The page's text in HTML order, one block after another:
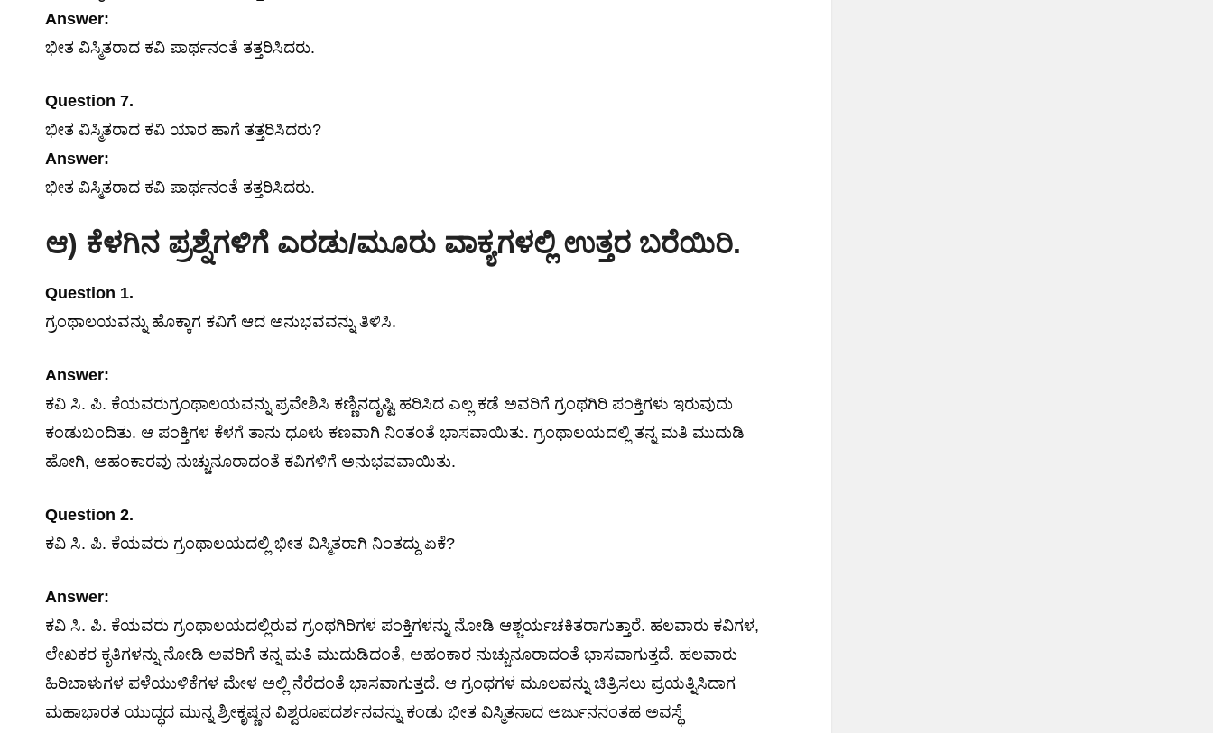
Answer:
ಭೀತ ವಿಸ್ಮಿತರಾದ ಕವಿ ಪಾರ್ಥನಂತೆ ತತ್ತರಿಸಿದರು.
Question 7.
ಭೀತ ವಿಸ್ಮಿತರಾದ ಕವಿ ಯಾರ ಹಾಗೆ ತತ್ತರಿಸಿದರು?
Answer:
ಭೀತ ವಿಸ್ಮಿತರಾದ ಕವಿ ಪಾರ್ಥನಂತೆ ತತ್ತರಿಸಿದರು.
ಆ) ಕೆಳಗಿನ ಪ್ರಶ್ನೆಗಳಿಗೆ ಎರಡು/ಮೂರು ವಾಕ್ಯಗಳಲ್ಲಿ ಉತ್ತರ ಬರೆಯಿರಿ.
Question 1.
ಗ್ರಂಥಾಲಯವನ್ನು ಹೊಕ್ಕಾಗ ಕವಿಗೆ ಆದ ಅನುಭವವನ್ನು ತಿಳಿಸಿ.
Answer:
ಕವಿ ಸಿ. ಪಿ. ಕೆಯವರುಗ್ರಂಥಾಲಯವನ್ನು ಪ್ರವೇಶಿಸಿ ಕಣ್ಣಿನದೃಷ್ಟಿ ಹರಿಸಿದ ಎಲ್ಲ ಕಡೆ ಅವರಿಗೆ ಗ್ರಂಥಗಿರಿ ಪಂಕ್ತಿಗಳು ಇರುವುದು
ಕಂಡುಬಂದಿತು. ಆ ಪಂಕ್ತಿಗಳ ಕೆಳಗೆ ತಾನು ಧೂಳು ಕಣವಾಗಿ ನಿಂತಂತೆ ಭಾಸವಾಯಿತು. ಗ್ರಂಥಾಲಯದಲ್ಲಿ ತನ್ನ ಮತಿ ಮುದುಡಿ
ಹೋಗಿ, ಅಹಂಕಾರವು ನುಚ್ಚುನೂರಾದಂತೆ ಕವಿಗಳಿಗೆ ಅನುಭವವಾಯಿತು.
Question 2.
ಕವಿ ಸಿ. ಪಿ. ಕೆಯವರು ಗ್ರಂಥಾಲಯದಲ್ಲಿ ಭೀತ ವಿಸ್ಮಿತರಾಗಿ ನಿಂತದ್ದು ಏಕೆ?
Answer:
ಕವಿ ಸಿ. ಪಿ. ಕೆಯವರು ಗ್ರಂಥಾಲಯದಲ್ಲಿರುವ ಗ್ರಂಥಗಿರಿಗಳ ಪಂಕ್ತಿಗಳನ್ನು ನೋಡಿ ಆಶ್ಚರ್ಯಚಕಿತರಾಗುತ್ತಾರೆ. ಹಲವಾರು ಕವಿಗಳ,
ಲೇಖಕರ ಕೃತಿಗಳನ್ನು ನೋಡಿ ಅವರಿಗೆ ತನ್ನ ಮತಿ ಮುದುಡಿದಂತೆ, ಅಹಂಕಾರ ನುಚ್ಚುನೂರಾದಂತೆ ಭಾಸವಾಗುತ್ತದೆ. ಹಲವಾರು
ಹಿರಿಬಾಳುಗಳ ಪಳೆಯುಳಿಕೆಗಳ ಮೇಳ ಅಲ್ಲಿ ನೆರೆದಂತೆ ಭಾಸವಾಗುತ್ತದೆ. ಆ ಗ್ರಂಥಗಳ ಮೂಲವನ್ನು ಚಿತ್ರಿಸಲು ಪ್ರಯತ್ನಿಸಿದಾಗ
ಮಹಾಭಾರತ ಯುದ್ಧದ ಮುನ್ನ ಶ್ರೀಕೃಷ್ಣನ ವಿಶ್ವರೂಪದರ್ಶನವನ್ನು ಕಂಡು ಭೀತ ವಿಸ್ಮಿತನಾದ ಅರ್ಜುನನಂತಹ ಅವಸ್ಥೆ